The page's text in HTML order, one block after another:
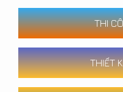
THI
THIẾT